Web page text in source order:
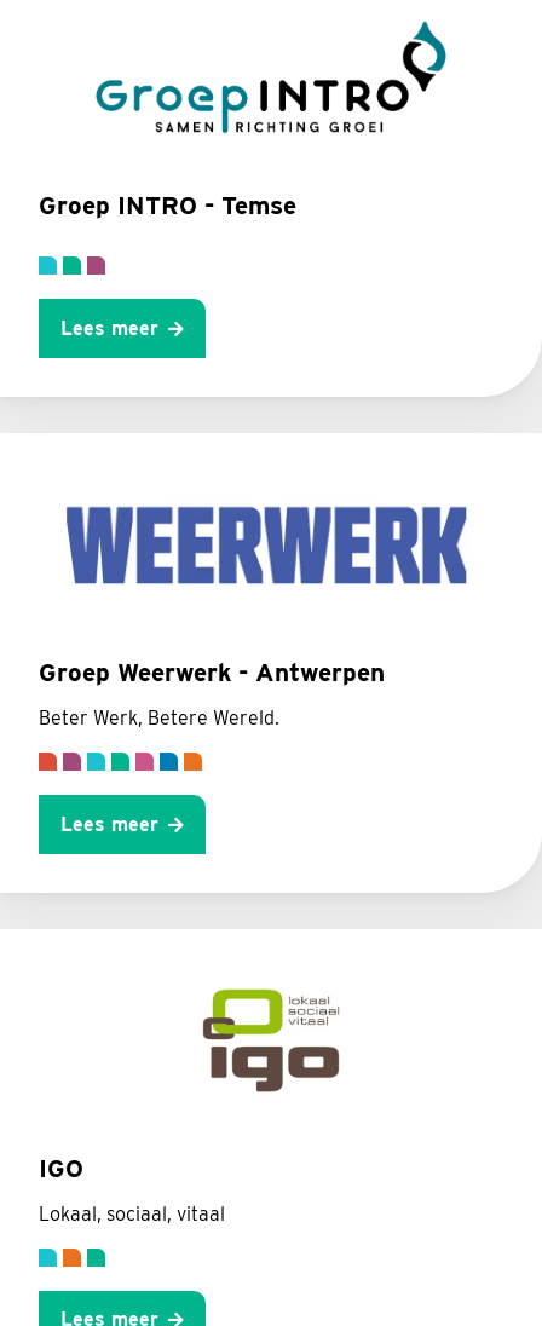
Groep INTRO - Temse
Lees meer
Groep Weerwerk - Antwerpen
Beter Werk, Betere Wereld.
Lees meer
IGO
Lokaal, sociaal, vitaal
Lees meer